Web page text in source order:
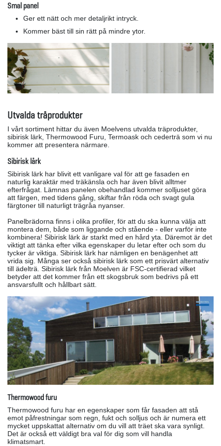
Smal panel
Ger ett nätt och mer detaljrikt intryck.
Kommer bäst till sin rätt på mindre ytor.
Utvalda träprodukter
I vårt sortiment hittar du även Moelvens utvalda träprodukter,
sibirisk lärk, Thermowood Furu, Termoask och cederträ som vi nu
kommer att presentera närmare.
Sibirisk lärk
Sibirisk lärk har blivit ett vanligare val för att ge fasaden en
naturlig karaktär med träkänsla och har även blivit alltmer
efterfrågat. Lämnas panelen obehandlad kommer solljuset göra
att färgen, med tidens gång, skiftar från röda och svagt gula
färgtoner till naturligt trägråa nyanser.
Panelbrädorna finns i olika profiler, för att du ska kunna välja att
montera dem, både som liggande och stående - eller varför inte
kombinera! Sibirisk lärk är starkt med en hård yta. Däremot är det
viktigt att tänka efter vilka egenskaper du letar efter och som du
tycker är viktiga. Sibirisk lärk har nämligen en benägenhet att
vrida sig. Många ser också sibirisk lärk som ett prisvärt alternativ
till ädelträ. Sibirisk lärk från Moelven är FSC-certifierad vilket
betyder att det kommer från ett skogsbruk som bedrivs på ett
ansvarsfullt och hållbart sätt.
Thermowood furu
Thermowood furu har en egenskaper som får fasaden att stå
emot påfrestningar som regn, fukt och solljus och är numera ett
mycket uppskattat alternativ om du vill att träet ska vara synligt.
Det är också ett väldigt bra val för dig som vill handla
klimatsmart.